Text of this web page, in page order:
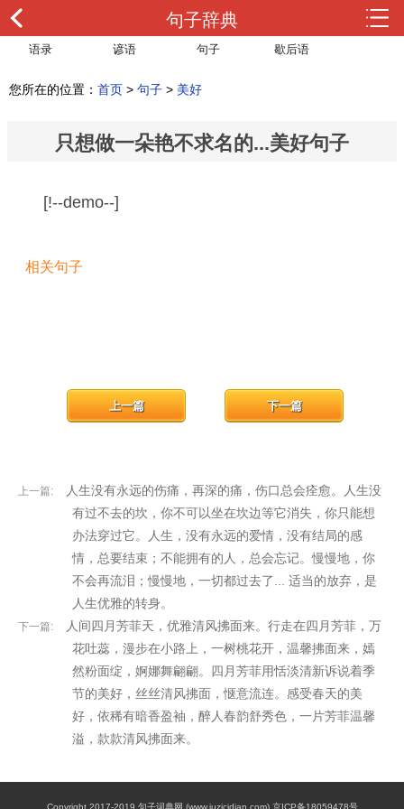
句子辞典
语录 谚语 句子 歇后语
您所在的位置： 首页 > 句子 > 美好
只想做一朵艳不求名的...美好句子
[!--demo--]
相关句子
上一篇:
人生没有永远的伤痛，再深的痛，伤口总会痊愈。人生没
有过不去的坎，你不可以坐在坎边等它消失，你只能想
办法穿过它。人生，没有永远的爱情，没有结局的感
情，总要结束；不能拥有的人，总会忘记。慢慢地，你
不会再流泪；慢慢地，一切都过去了... 适当的放弃，是
人生优雅的转身。
上一篇
下一篇:
人间四月芳菲天，优雅清风拂面来。行走在四月芳菲，万
花吐蕊，漫步在小路上，一树桃花开，温馨拂面来，嫣
然粉面绽，婀娜舞翩翩。四月芳菲用恬淡清新诉说着季
节的美好，丝丝清风拂面，惬意流连。感受春天的美
好，依稀有暗香盈袖，醉人春韵舒秀色，一片芳菲温馨
溢，款款清风拂面来。
下一篇
Copyright 2017-2019 句子词典网 (www.juzicidian.com) 京ICP备18059478号